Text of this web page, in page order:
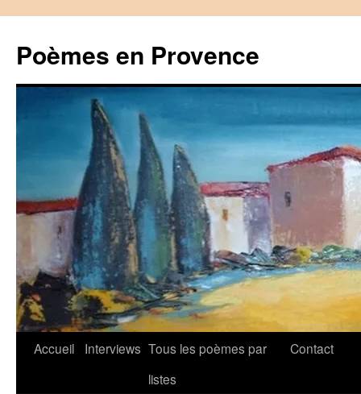
contenu
Poèmes en Provence
Accueil Interviews Tous les poèmes par
listes
Contact